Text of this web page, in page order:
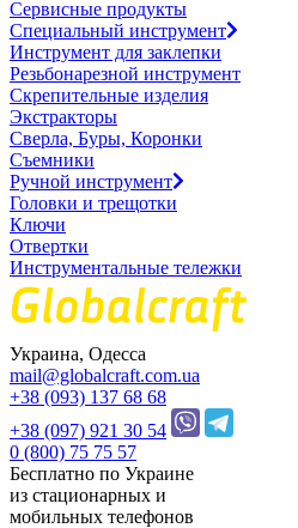
Сервисные продукты
Специальный инструмент
Инструмент для заклепки
Резьбонарезной инструмент
Скрепительные изделия
Экстракторы
Сверла, Буры, Коронки
Съемники
Ручной инструмент
Головки и трещотки
Ключи
Отвертки
Инструментальные тележки
Украина, Одесса
mail@globalcraft.com.ua
+38 (093) 137 68 68
+38 (097) 921 30 54
0 (800) 75 75 57
Бесплатно по Украине
из стационарных и
мобильных телефонов